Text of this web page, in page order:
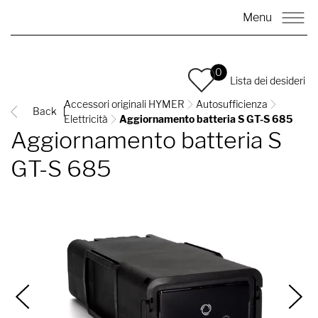
Menu
0
Lista dei desideri
Back
Accessori originali HYMER
Autosufficienza
Elettricità
Aggiornamento batteria S GT-S 685
Aggiornamento batteria S
GT-S 685